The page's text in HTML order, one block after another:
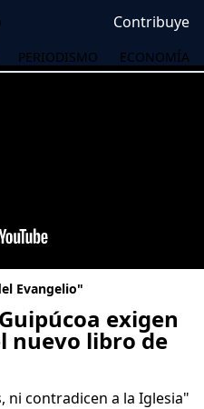
Contribuye
PERIODISMO ECONOMÍA
Evangelio"
exigen
nuevo libro de
ni contradicen a la Iglesia"